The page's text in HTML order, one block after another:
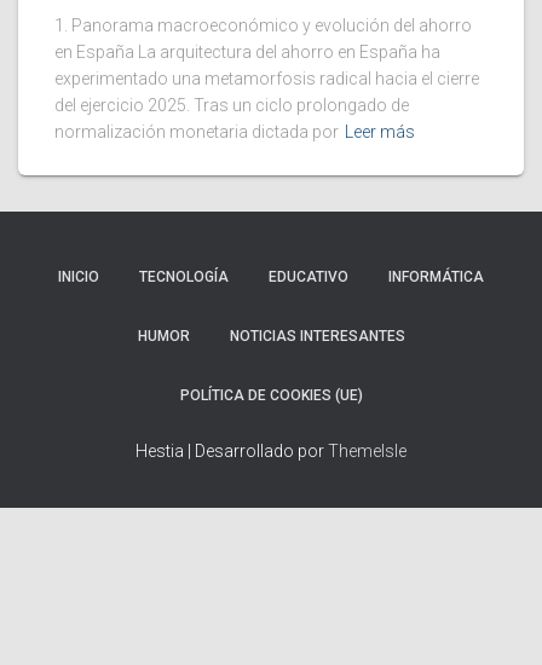
1. Panorama macroeconómico y evolución del ahorro
en España La arquitectura del ahorro en España ha
experimentado una metamorfosis radical hacia el cierre
del ejercicio 2025. Tras un ciclo prolongado de
normalización monetaria dictada por
Leer más
INICIO TECNOLOGÍA EDUCATIVO INFORMÁTICA
HUMOR NOTICIAS INTERESANTES
POLÍTICA DE COOKIES (UE)
Hestia | Desarrollado porThemeIsle